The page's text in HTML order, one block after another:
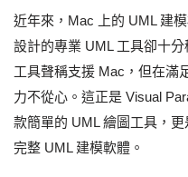
近年來，Mac 上的 UML 建
設計的專業 UML 工具卻十
工具聲稱支援 Mac，但在滿
力不從心。這正是 Visual
款簡單的 UML 繪圖工具，
完整 UML 建模軟體。